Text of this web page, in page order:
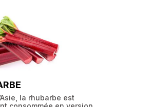
la rhubarbe est